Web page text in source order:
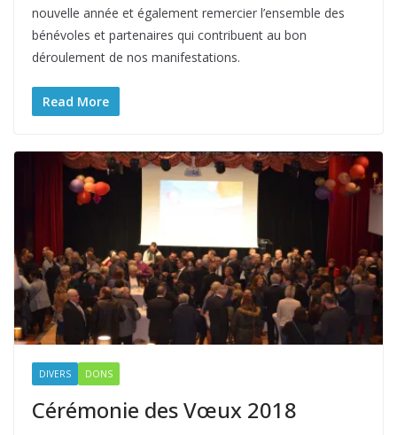
nouvelle année et également remercier l’ensemble des
bénévoles et partenaires qui contribuent au bon
déroulement de nos manifestations.
Read More
DIVERS DONS
Cérémonie des Vœux 2018